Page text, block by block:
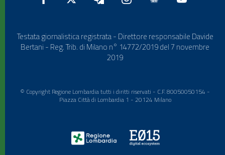
Testata giornalistica registrata - Direttore responsabile Davide
Bertani - Reg. Trib. di Milano n° 14772/2019 del 7 novembre
2019
© Copyright Regione Lombardia tutti i diritti riservati - C.F. 80050050154 -
Piazza Città di Lombardia 1 - 20124 Milano